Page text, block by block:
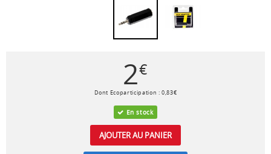
2€
Dont Ecoparticipation :0,83€
En stock
AJOUTER AU PANIER